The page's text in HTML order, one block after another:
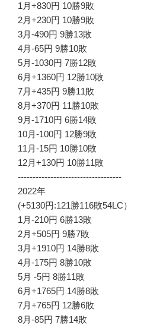
1月+830円 10勝9敗
2月+230円 10勝9敗
3月-490円 9勝13敗
4月-65円 9勝10敗
5月-1030円 7勝12敗
6月+1360円 12勝10敗
7月+435円 9勝11敗
8月+370円 11勝10敗
9月-1710円 6勝14敗
10月-100円 12勝9敗
11月-15円 10勝10敗
12月+130円 10勝11敗
-----------------------------------
2022年
(+5130円:121勝116敗54LC）
1月-210円 6勝13敗
2月+505円 9勝7敗
3月+1910円 14勝8敗
4月-175円 8勝10敗
5月 -5円 8勝11敗
6月+1765円 14勝8敗
7月+765円 12勝6敗
8月-85円 7勝14敗